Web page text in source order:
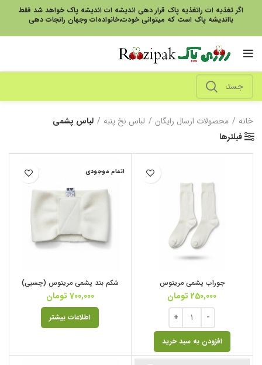
اگر تغذیه ات راتغذیه پاک قرار دهی اندیشه ات اندیشه پاک خواهد شد فقط
بااندیشه پاک است که میتوانی خودت،خانواده‌ات وجهان رانجات دهی
خانه محصولات ارسال رایگان لباس نخ پنبه
لباس پشمی
فیلترها
جوراب پشمی مرینوس
250,000 تومان
افزودن به سبد خرید
اتمام موجودی
شکم بند پشمی مرینوس (چسبی)
700,000 تومان
اطلاعات بیشتر